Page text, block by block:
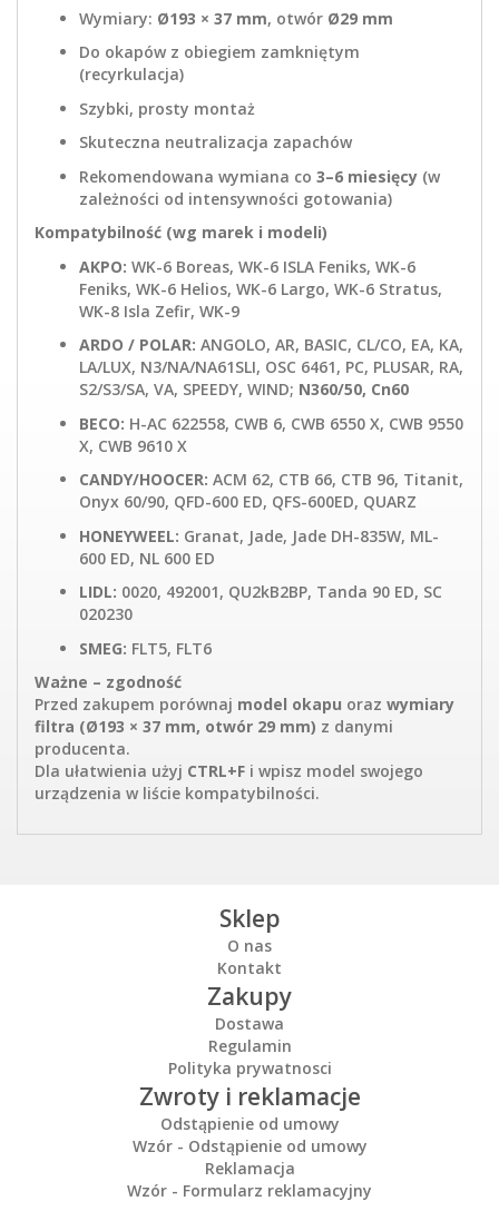
Wymiary: Ø193 × 37 mm, otwór Ø29 mm
Do okapów z obiegiem zamkniętym
(recyrkulacja)
Szybki, prosty montaż
Skuteczna neutralizacja zapachów
Rekomendowana wymiana co 3–6 miesięcy (w
zależności od intensywności gotowania)
Kompatybilność (wg marek i modeli)
AKPO: WK-6 Boreas, WK-6 ISLA Feniks, WK-6
Feniks, WK-6 Helios, WK-6 Largo, WK-6 Stratus,
WK-8 Isla Zefir, WK-9
ARDO / POLAR: ANGOLO, AR, BASIC, CL/CO, EA, KA,
LA/LUX, N3/NA/NA61SLI, OSC 6461, PC, PLUSAR, RA,
S2/S3/SA, VA, SPEEDY, WIND; N360/50, Cn60
BECO: H-AC 622558, CWB 6, CWB 6550 X, CWB 9550
X, CWB 9610 X
CANDY/HOOCER: ACM 62, CTB 66, CTB 96, Titanit,
Onyx 60/90, QFD-600 ED, QFS-600ED, QUARZ
HONEYWEEL: Granat, Jade, Jade DH-835W, ML-
600 ED, NL 600 ED
LIDL: 0020, 492001, QU2kB2BP, Tanda 90 ED, SC
020230
SMEG: FLT5, FLT6
Ważne – zgodność
Przed zakupem porównaj model okapu oraz wymiary
filtra (Ø193 × 37 mm, otwór 29 mm) z danymi
producenta.
Dla ułatwienia użyj CTRL+F i wpisz model swojego
urządzenia w liście kompatybilności.
Sklep
O nas
Kontakt
Zakupy
Dostawa
Regulamin
Polityka prywatnosci
Zwroty i reklamacje
Odstąpienie od umowy
Wzór - Odstąpienie od umowy
Reklamacja
Wzór - Formularz reklamacyjny